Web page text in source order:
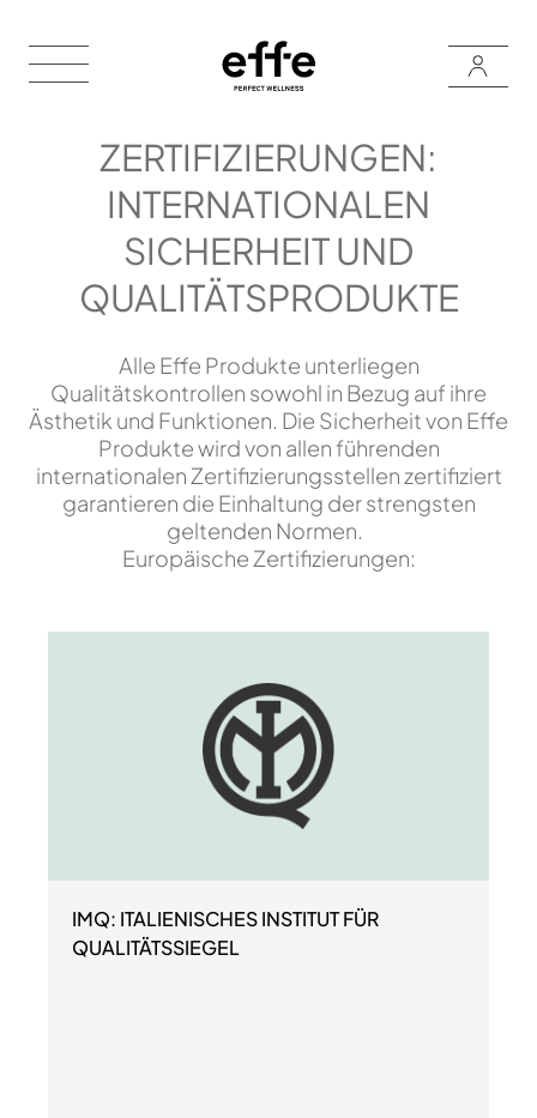
ZERTIFIZIERUNGEN:
INTERNATIONALEN
SICHERHEIT UND
QUALITÄTSPRODUKTE
Alle Effe Produkte unterliegen
Qualitätskontrollen sowohl in Bezug auf ihre
Ästhetik und Funktionen. Die Sicherheit von Effe
Produkte wird von allen führenden
internationalen Zertifizierungsstellen zertifiziert
garantieren die Einhaltung der strengsten
geltenden Normen.
Europäische Zertifizierungen:
IMQ: ITALIENISCHES INSTITUT FÜR
QUALITÄTSSIEGEL